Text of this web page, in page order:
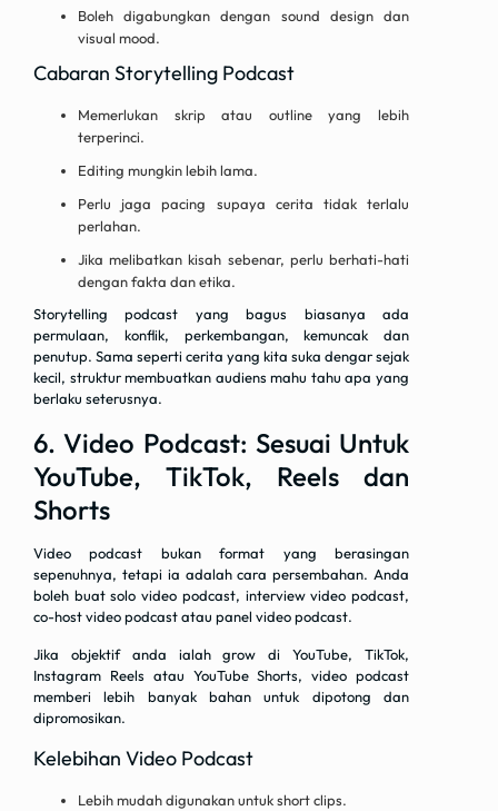
Boleh digabungkan dengan sound design dan
visual mood.
Cabaran Storytelling Podcast
Memerlukan skrip atau outline yang lebih
terperinci.
Editing mungkin lebih lama.
Perlu jaga pacing supaya cerita tidak terlalu
perlahan.
Jika melibatkan kisah sebenar, perlu berhati-hati
dengan fakta dan etika.
Storytelling podcast yang bagus biasanya ada
permulaan, konflik, perkembangan, kemuncak dan
penutup. Sama seperti cerita yang kita suka dengar sejak
kecil, struktur membuatkan audiens mahu tahu apa yang
berlaku seterusnya.
6. Video Podcast: Sesuai Untuk
YouTube, TikTok, Reels dan
Shorts
Video podcast bukan format yang berasingan
sepenuhnya, tetapi ia adalah cara persembahan. Anda
boleh buat solo video podcast, interview video podcast,
co-host video podcast atau panel video podcast.
Jika objektif anda ialah grow di YouTube, TikTok,
Instagram Reels atau YouTube Shorts, video podcast
memberi lebih banyak bahan untuk dipotong dan
dipromosikan.
Kelebihan Video Podcast
Lebih mudah digunakan untuk short clips.